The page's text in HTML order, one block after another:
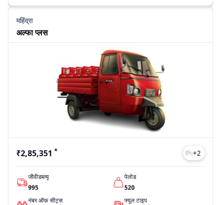
महिंद्रा
अल्फा प्लस
₹2,85,351 * +2
जीवीडब्ल्यू
995
पेलोड
520
नंबर ऑफ़ सीट्स
फ्यूल टाइप